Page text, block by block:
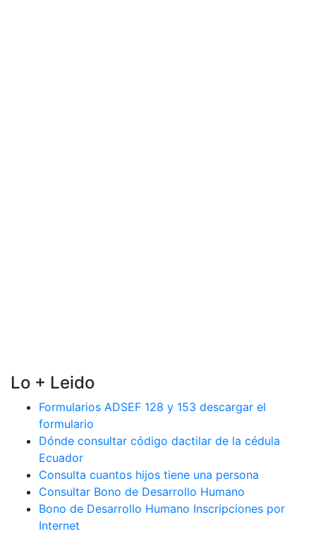
Lo + Leido
Formularios ADSEF 128 y 153 descargar el
formulario
Dónde consultar código dactilar de la cédula
Ecuador
Consulta cuantos hijos tiene una persona
Consultar Bono de Desarrollo Humano
Bono de Desarrollo Humano Inscripciones por
Internet